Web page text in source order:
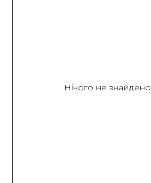
Нічого не знайдено